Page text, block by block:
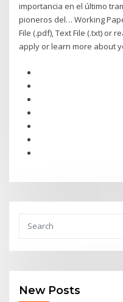
importancia en el último
pioneros del… Working
File (.pdf), Text File (.txt) or
apply or learn more about
New Posts